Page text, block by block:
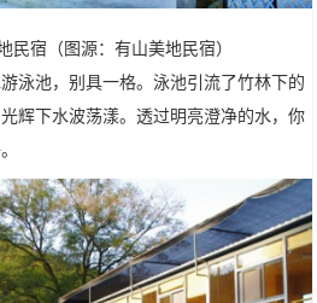
民宿（图源：有山美地民宿）
泳池，别具一格。泳池引流了竹林下的
辉下水波荡漾。透过明亮澄净的水，你